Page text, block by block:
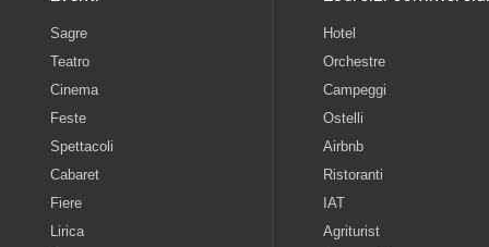
Sagre
Teatro
Cinema
Feste
Spettacoli
Cabaret
Fiere
Lirica
Hotel
Orchestre
Campeggi
Ostelli
Airbnb
Ristoranti
IAT
Agriturist